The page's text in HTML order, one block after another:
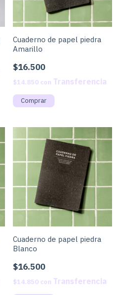
Cuaderno de papel piedra
Amarillo
$16.500
$14.850 con
Cuaderno de papel piedra
Blanco
$16.500
$14.850 con